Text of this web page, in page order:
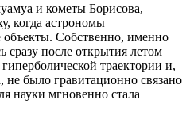
и кометы Борисова,
когда астрономы
объекты. Собственно, именно
сразу после открытия летом
траектории и,
не было гравитационно связано
науки мгновенно стала